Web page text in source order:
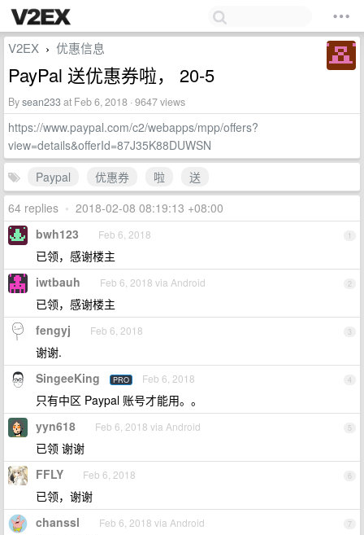
V2EX › 优惠信息
PayPal 送优惠券啦， 20-5
Bysean233at Feb 6, 2018 · 9647 views
https://www.paypal.com/c2/webapps/mpp/offers?
view=details&offerId=87J35K88DUWSN
Paypal
优惠券 啦
送
64 replies • 2018-02-08 08:19:13 +08:00
1
bwh123 Feb 6, 2018
已领，感谢楼主
2
iwtbauh Feb 6, 2018 via Android
已领，感谢楼主
3
fengyj Feb 6, 2018
谢谢.
4
SingeeKing PRO Feb 6, 2018
只有中区 Paypal 账号才能用。。
5
yyn618 Feb 6, 2018 via Android
已领 谢谢
6
FFLY Feb 6, 2018
已领，谢谢
7
chanssl Feb 6, 2018 via Android